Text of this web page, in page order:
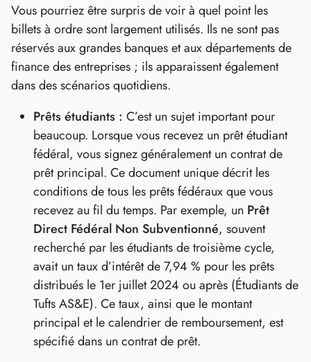
Vous pourriez être surpris de voir à quel point les
billets à ordre sont largement utilisés. Ils ne sont pas
réservés aux grandes banques et aux départements de
finance des entreprises ; ils apparaissent également
dans des scénarios quotidiens.
Prêts étudiants : C’est un sujet important pour
beaucoup. Lorsque vous recevez un prêt étudiant
fédéral, vous signez généralement un contrat de
prêt principal. Ce document unique décrit les
conditions de tous les prêts fédéraux que vous
recevez au fil du temps. Par exemple, un Prêt
Direct Fédéral Non Subventionné, souvent
recherché par les étudiants de troisième cycle,
avait un taux d’intérêt de 7,94 % pour les prêts
distribués le 1er juillet 2024 ou après (Étudiants de
Tufts AS&E). Ce taux, ainsi que le montant
principal et le calendrier de remboursement, est
spécifié dans un contrat de prêt.